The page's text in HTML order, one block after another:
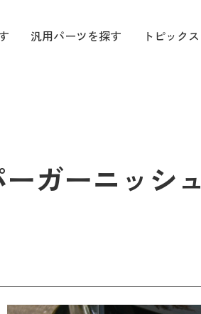
汎用パーツを探す トピックス
ガーニッシュ